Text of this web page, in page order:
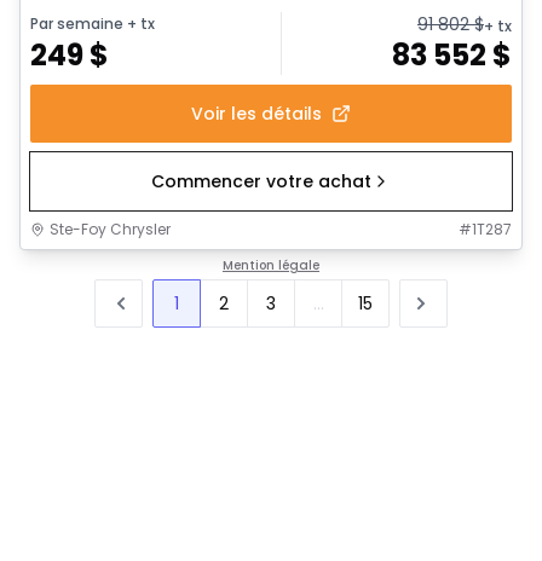
Par semaine + tx
249$
91 802$+ tx
83 552 $
Voir les détails
Commencer votre achat
Ste-Foy Chrysler #1T287
Mention légale
1 2 3 ... 15